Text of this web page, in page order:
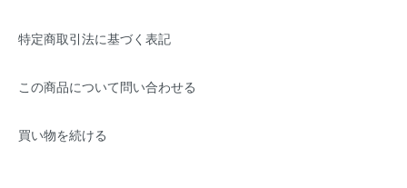
特定商取引法に基づく表記
この商品について問い合わせる
買い物を続ける